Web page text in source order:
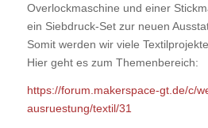
Overlockmaschine und einer
ein Siebdruck-Set zur neuen
Somit werden wir viele
Hier geht es zum Themenbereich:
https://forum.makerspace-gt.de/c/
ausruestung/textil/31